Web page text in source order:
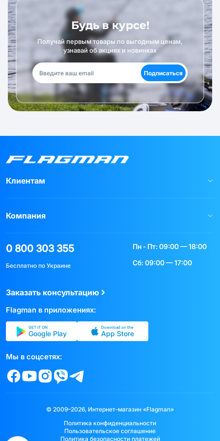
Будь в курсе!
Получай первым товары по выгодным ценам,
узнавай об акциях и новинках
Подписаться
Клиентам
Компания
0 800 303 355
Бесплатно по Украине
Пн - Пт: 09:00 — 18:00
Сб: 09:00 — 17:00
Заказать консультацию
Flagman в приложениях:
GET IT ON
Google Play
Download on the
App Store
Мы в соцсетях:
© 2009–2026, Интернет-магазин «Flagman»
Политика конфиденциальности
Пользовательское соглашение
Политика безопасности платежей